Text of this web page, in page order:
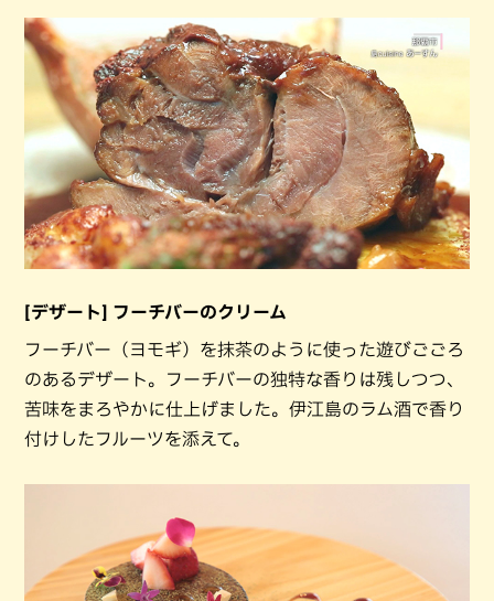
[デザート] フーチバーのクリーム
フーチバー（ヨモギ）を抹茶のように使った遊びごごろ
のあるデザート。フーチバーの独特な香りは残しつつ、
苦味をまろやかに仕上げました。伊江島のラム酒で香り
付けしたフルーツを添えて。